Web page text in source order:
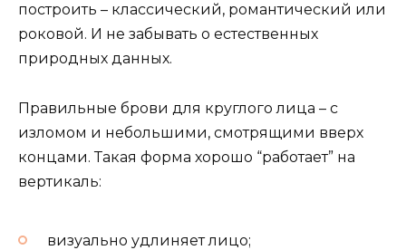
построить – классический, романтический или
роковой. И не забывать о естественных
природных данных.
Правильные брови для круглого лица – с
изломом и небольшими, смотрящими вверх
концами. Такая форма хорошо “работает” на
вертикаль:
визуально удлиняет лицо;